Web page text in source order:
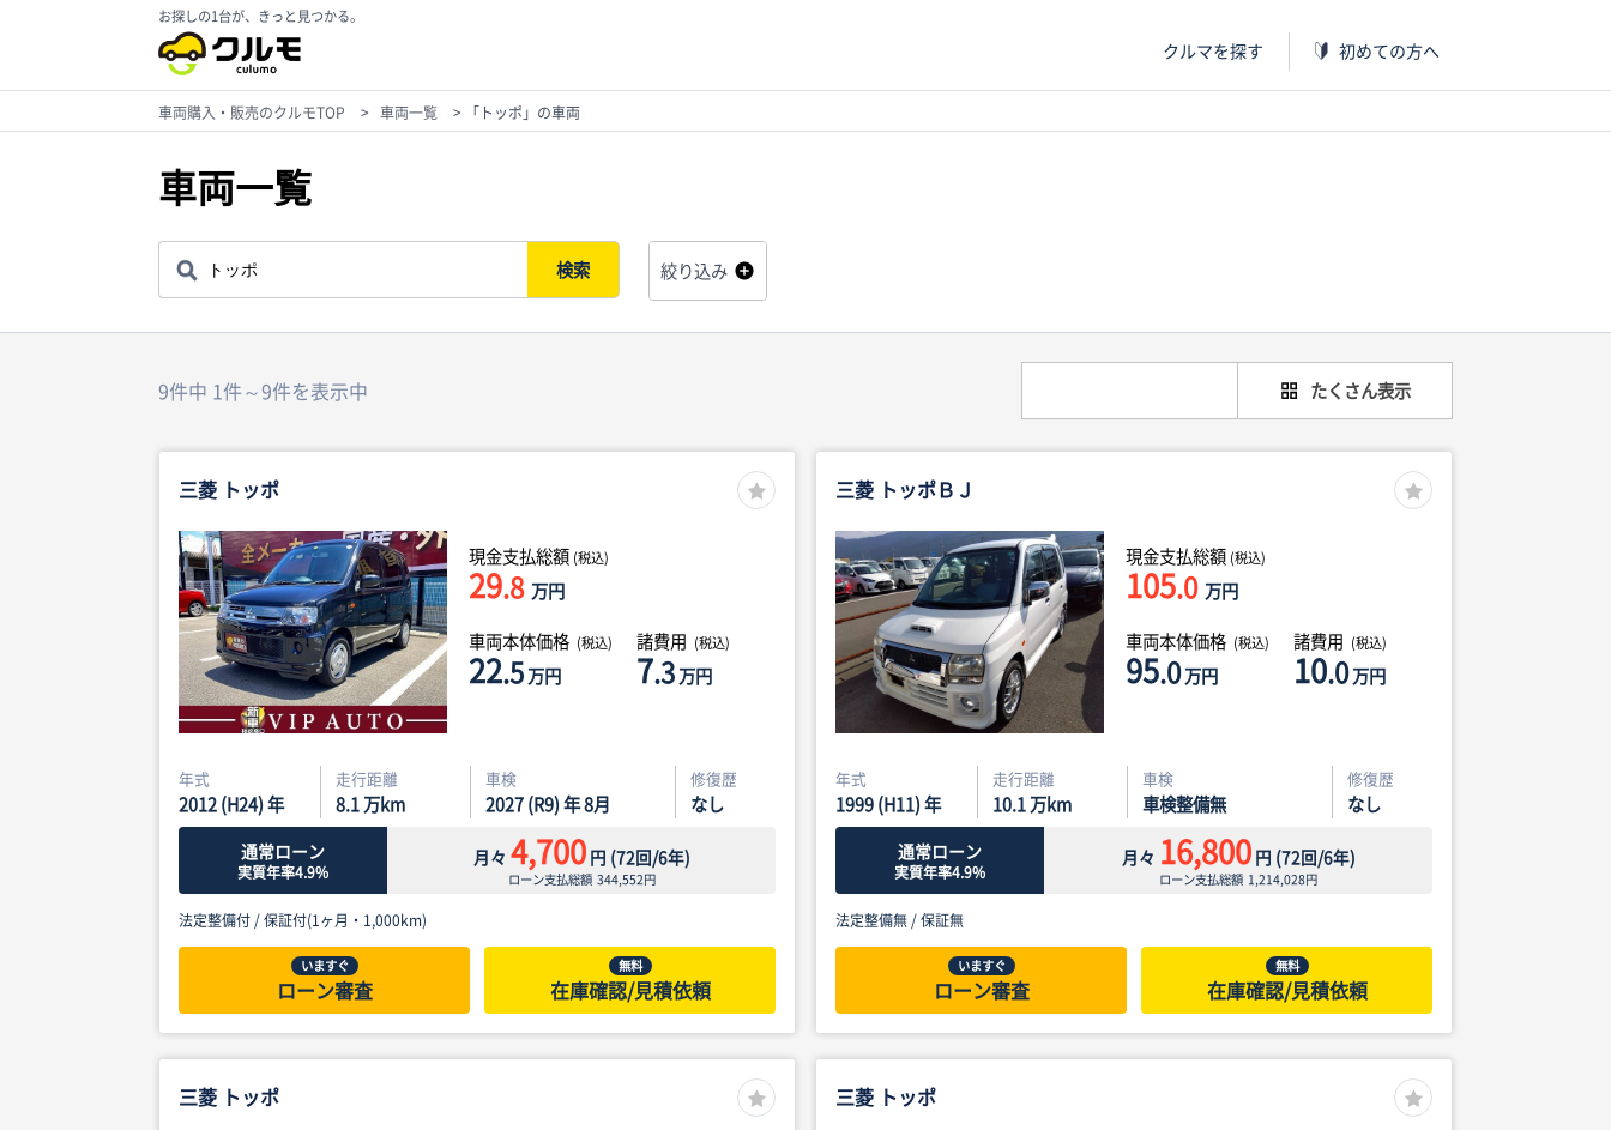
お探しの1台が、きっと見つかる。
クルマを探す 初めての方へ
車両購入・販売のクルモTOP > 車両一覧 > 「トッポ」の車両
車両一覧
検索 絞り込み
9件中 1件～9件を表示中 たくさん表示
三菱 トッポ
現金支払総額 (税込)
29.8 万円
車両本体価格 (税込)
22.5万円
諸費用 (税込)
7.3万円
年式
2012 (H24) 年
走行距離
8.1万km
車検
2027 (R9) 年 8月
修復歴
なし
通常ローン
実質年率4.9%
月々 4,700円 (72回/6年)
ローン支払総額 344,552円
法定整備付 /保証付(1ヶ月・1,000km)
いますぐ
ローン審査
無料
在庫確認/見積依頼
三菱 トッポＢＪ
現金支払総額 (税込)
105.0 万円
車両本体価格 (税込)
95.0万円
諸費用 (税込)
10.0万円
年式
1999 (H11) 年
走行距離
10.1万km
車検
車検整備無
修復歴
なし
通常ローン
実質年率4.9%
月々 16,800円 (72回/6年)
ローン支払総額 1,214,028円
法定整備無 /保証無
いますぐ
ローン審査
無料
在庫確認/見積依頼
三菱 トッポ 三菱 トッポ